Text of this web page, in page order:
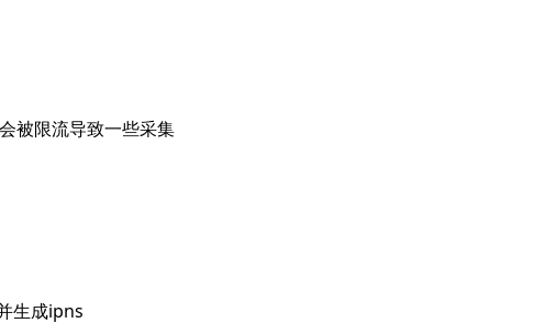
被限流导致一些采集
生成ipns